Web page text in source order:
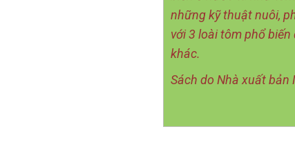
những kỹ thuật nuôi,
với 3 loài tôm phổ
khác.
Sách do Nhà xuất bản